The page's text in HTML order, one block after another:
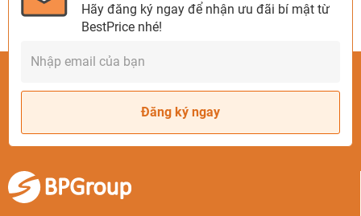
Hãy đăng ký ngay để nhận ưu đãi bí mật từ
BestPrice nhé!
Đăng ký ngay